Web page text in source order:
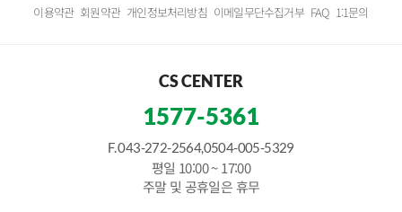
이용약관 회원약관 개인정보처리방침 이메일무단수집거부 FAQ 1:1문의
CS CENTER
1577-5361
F. 043-272-2564,0504-005-5329
평일 10:00 ~ 17:00
주말 및 공휴일은 휴무